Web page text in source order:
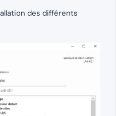
des différents